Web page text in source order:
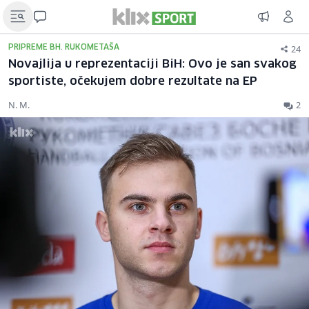
PRIPREME BH. RUKOMETAŠA 24
Novajlija u reprezentaciji BiH: Ovo je san svakog
sportiste, očekujem dobre rezultate na EP
N. M. 2